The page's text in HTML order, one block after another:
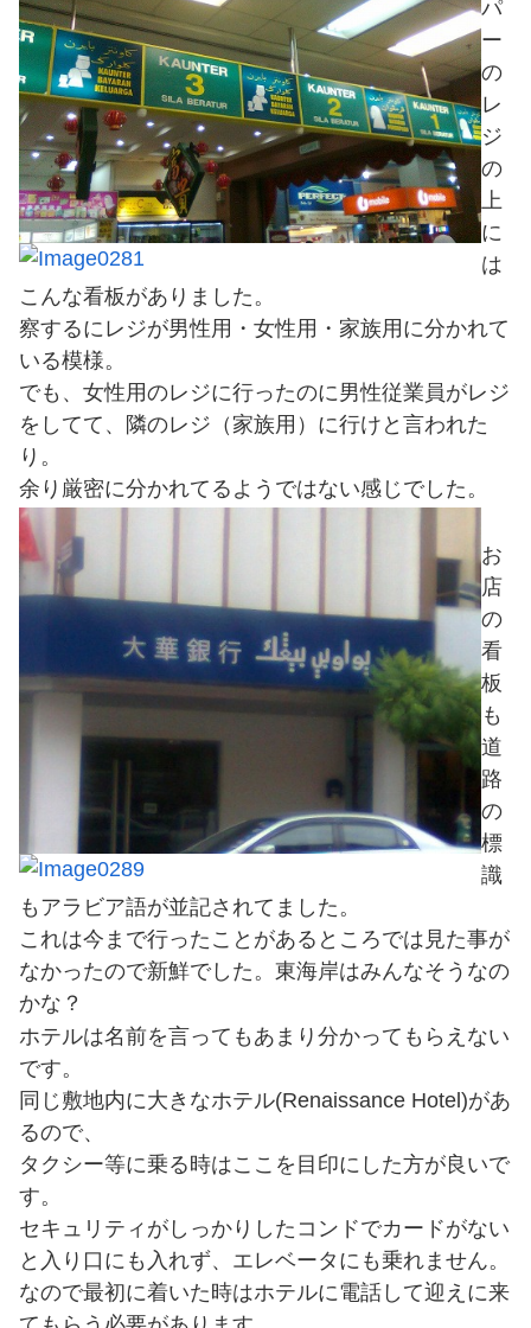
パ
ー
の
レ
ジ
の
上
に
は
こんな看板がありました。
察するにレジが男性用・女性用・家族用に分かれて
いる模様。
でも、女性用のレジに行ったのに男性従業員がレジ
をしてて、隣のレジ（家族用）に行けと言われた
り。
余り厳密に分かれてるようではない感じでした。
お
店
の
看
板
も
道
路
の
標
識
もアラビア語が並記されてました。
これは今まで行ったことがあるところでは見た事が
なかったので新鮮でした。東海岸はみんなそうなの
かな？
ホテルは名前を言ってもあまり分かってもらえない
です。
同じ敷地内に大きなホテル(Renaissance Hotel)があ
るので、
タクシー等に乗る時はここを目印にした方が良いで
す。
セキュリティがしっかりしたコンドでカードがない
と入り口にも入れず、エレベータにも乗れません。
なので最初に着いた時はホテルに電話して迎えに来